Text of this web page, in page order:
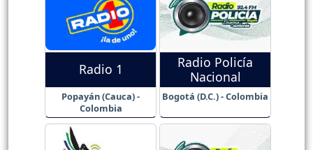
Radio 1
Popayán (Cauca) -
Colombia
Radio Policía
Nacional
Bogotá (D.C.) - Colombia